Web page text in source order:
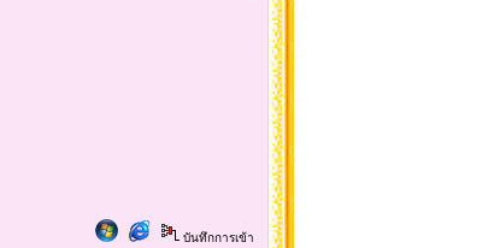
บันทึกการเข้า